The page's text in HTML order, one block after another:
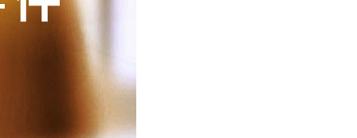
速箱托盘 保险杠料架
冲压件料架
消声器料架